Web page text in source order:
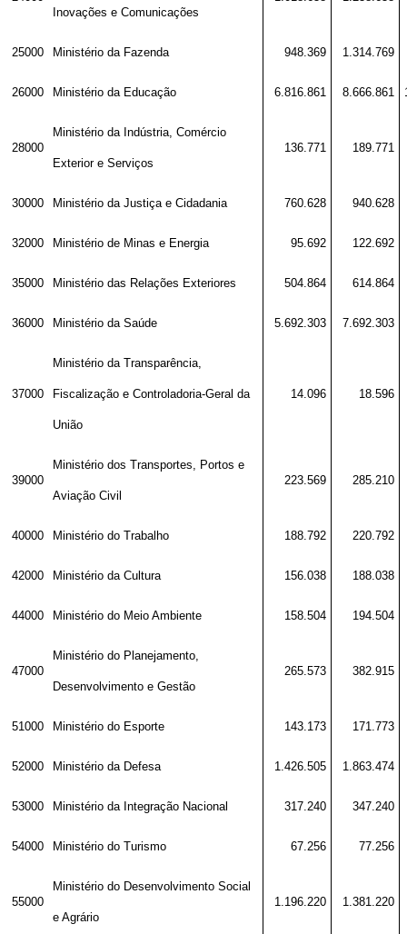
Inovações e Comunicações
25000 Ministério da Fazenda 948.369 1.314.769
26000 Ministério da Educação 6.816.861 8.666.861
28000
Ministério da Indústria, Comércio
Exterior e Serviços
136.771 189.771
30000 Ministério da Justiça e Cidadania 760.628 940.628
32000 Ministério de Minas e Energia 95.692 122.692
35000 Ministério das Relações Exteriores 504.864 614.864
36000 Ministério da Saúde 5.692.303 7.692.303
37000
Ministério da Transparência,
Fiscalização e Controladoria-Geral da
União
14.096 18.596
39000
Ministério dos Transportes, Portos e
Aviação Civil
223.569 285.210
40000 Ministério do Trabalho 188.792 220.792
42000 Ministério da Cultura 156.038 188.038
44000 Ministério do Meio Ambiente 158.504 194.504
47000
Ministério do Planejamento,
Desenvolvimento e Gestão
265.573 382.915
51000 Ministério do Esporte 143.173 171.773
52000 Ministério da Defesa 1.426.505 1.863.474
53000 Ministério da Integração Nacional 317.240 347.240
54000 Ministério do Turismo 67.256 77.256
55000
Ministério do Desenvolvimento Social
e Agrário
1.196.220 1.381.220